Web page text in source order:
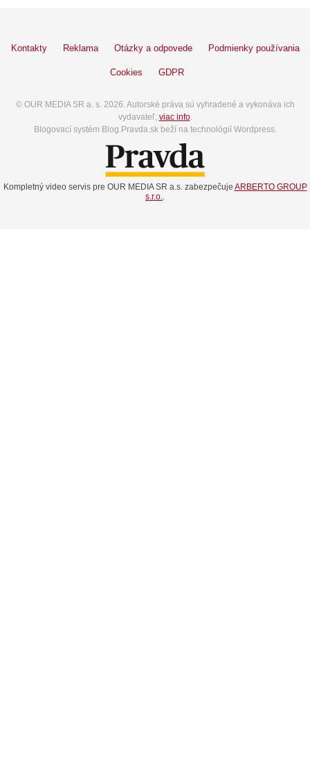
Kontakty Reklama Otázky a odpovede Podmienky používania
Cookies GDPR
© OUR MEDIA SR a. s. 2026. Autorské práva sú vyhradené a vykonáva ich
vydavateľ, viac info.
Blogovací systém Blog.Pravda.sk beží na technológií Wordpress.
Kompletný video servis pre OUR MEDIA SR a.s. zabezpečuje ARBERTO GROUP
s.r.o..